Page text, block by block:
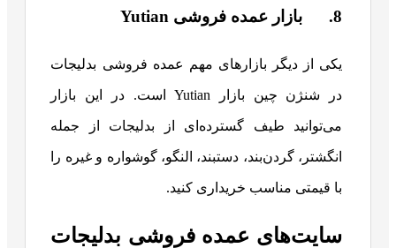
8. بازار عمده فروشی Yutian
یکی از دیگر بازارهای مهم عمده فروشی بدلیجات
در شنژن چین بازار Yutian است. در این بازار
می‌توانید طیف گسترده‌ای از بدلیجات از جمله
انگشتر، گردن‌بند، دستبند، النگو، گوشواره و غیره را
با قیمتی مناسب خریداری کنید.
سایت‌های عمده فروشی بدلیجات